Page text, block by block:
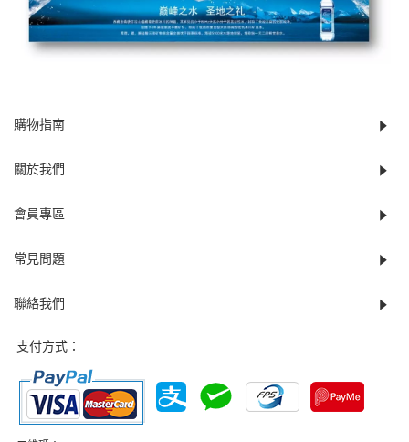
購物指南
關於我們
會員專區
常見問題
聯絡我們
支付方式：